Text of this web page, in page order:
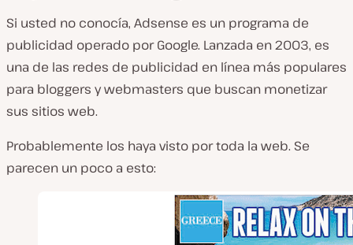
Si usted no conocía, Adsense es un programa de
publicidad operado por Google. Lanzada en 2003, es
una de las redes de publicidad en línea más populares
para bloggers y webmasters que buscan monetizar
sus sitios web.
Probablemente los haya visto por toda la web. Se
parecen un poco a esto: